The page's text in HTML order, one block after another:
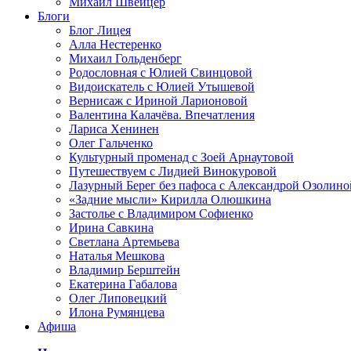
Блоги
Блог Лицея
Алла Нестеренко
Михаил Гольденберг
Родословная с Юлией Свинцовой
Видоискатель с Юлией Утышевой
Вернисаж с Ириной Ларионовой
Валентина Калачёва. Впечатления
Лариса Хенинен
Олег Гальченко
Культурный променад с Зоей Арнаутовой
Путешествуем с Лидией Винокуровой
Лазурный Берег без пафоса с Александрой
«Задние мысли» Кирилла Олюшкина
Застолье с Владимиром Софиенко
Ирина Савкина
Светлана Артемьева
Наталья Мешкова
Владимир Берштейн
Екатерина Габалова
Олег Липовецкий
Илона Румянцева
Афиша